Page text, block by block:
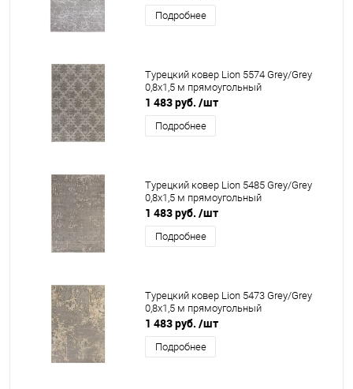
Подробнее
Турецкий ковер Lion 5574 Grey/Grey
0,8x1,5 м прямоугольный
1 483 руб. /шт
Подробнее
Турецкий ковер Lion 5485 Grey/Grey
0,8x1,5 м прямоугольный
1 483 руб. /шт
Подробнее
Турецкий ковер Lion 5473 Grey/Grey
0,8x1,5 м прямоугольный
1 483 руб. /шт
Подробнее